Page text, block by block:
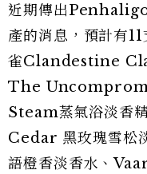
近期傳出
產的消息，預計有
雀Clandestine
The
Steam蒸氣浴淡
Cedar 黑玫瑰雪
語橙香淡香水、